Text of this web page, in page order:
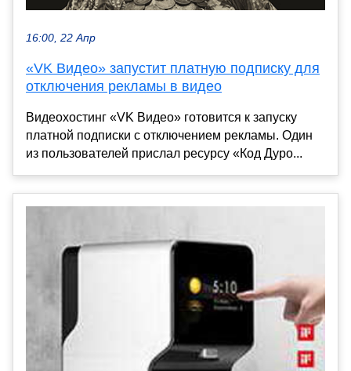
16:00, 22 Апр
«VK Видео» запустит платную подписку для
отключения рекламы в видео
Видеохостинг «VK Видео» готовится к запуску
платной подписки с отключением рекламы. Один
из пользователей прислал ресурсу «Код Дуро...